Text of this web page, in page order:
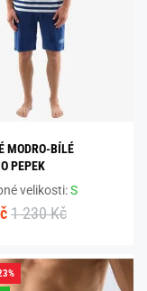
MODRO-BÍLÉ
PEPEK
velikosti:S
1 230 Kč